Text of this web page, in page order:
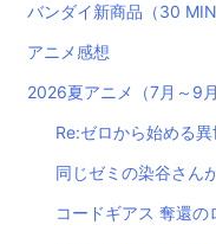
バンダイ新商品（30
アニメ感想
2026夏アニメ（7月～9月
Re:ゼロから始める
同じゼミの染谷さん
コードギアス 奪還の